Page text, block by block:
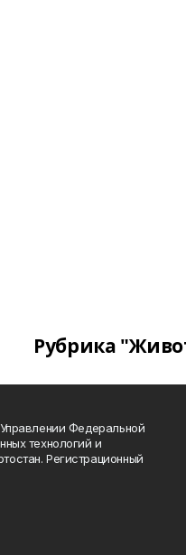
Рубрика
Федеральной
технологий и
Регистрационный